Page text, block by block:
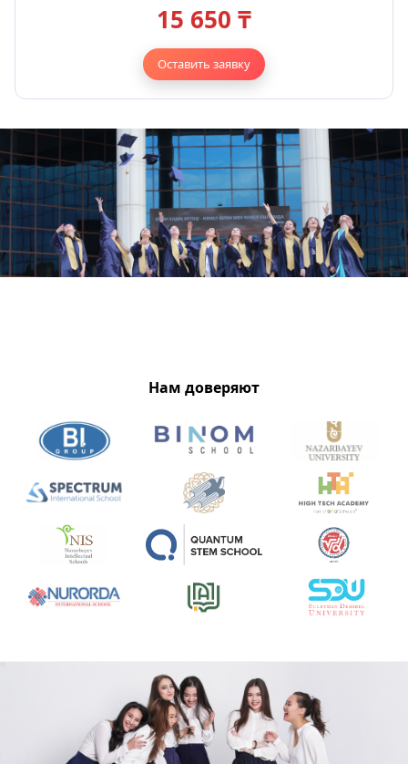
15 650 ₸
Оставить заявку
Нам доверяют